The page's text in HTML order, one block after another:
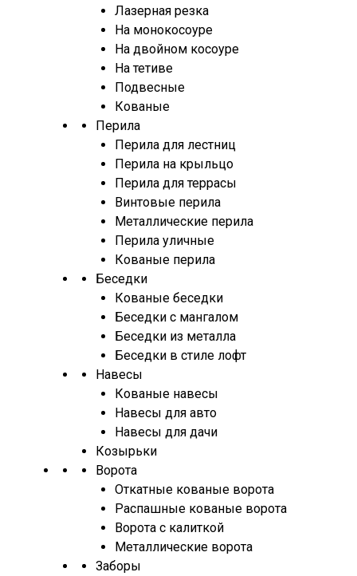
Лазерная резка
На монокосоуре
На двойном косоуре
На тетиве
Подвесные
Кованые
Перила
Перила для лестниц
Перила на крыльцо
Перила для террасы
Винтовые перила
Металлические перила
Перила уличные
Кованые перила
Беседки
Кованые беседки
Беседки с мангалом
Беседки из металла
Беседки в стиле лофт
Навесы
Кованые навесы
Навесы для авто
Навесы для дачи
Козырьки
Ворота
Откатные кованые ворота
Распашные кованые ворота
Ворота с калиткой
Металлические ворота
Заборы